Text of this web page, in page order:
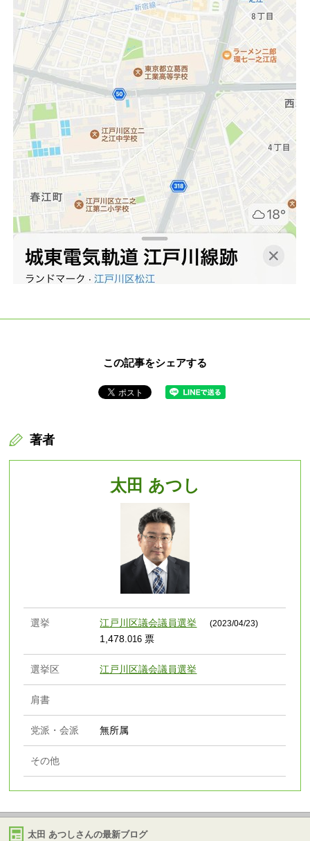
この記事をシェアする
著者
太田 あつし
選挙 江戸川区議会議員選挙 (2023/04/23)
1,478 .016 票
選挙区 江戸川区議会議員選挙
肩書
党派・会派 無所属
その他
太田 あつしさんの最新ブログ